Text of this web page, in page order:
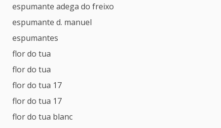
espumante adega do freixo
espumante d. manuel
espumantes
flor do tua
flor do tua
flor do tua 17
flor do tua 17
flor do tua blanc